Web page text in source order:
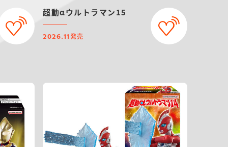
超動αウルトラマン15
2026.11 発売